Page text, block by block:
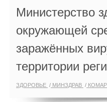
Министерство
окружающей
заражённых
территории
ЗДОРОВЬЕ МИНЗДРАВ